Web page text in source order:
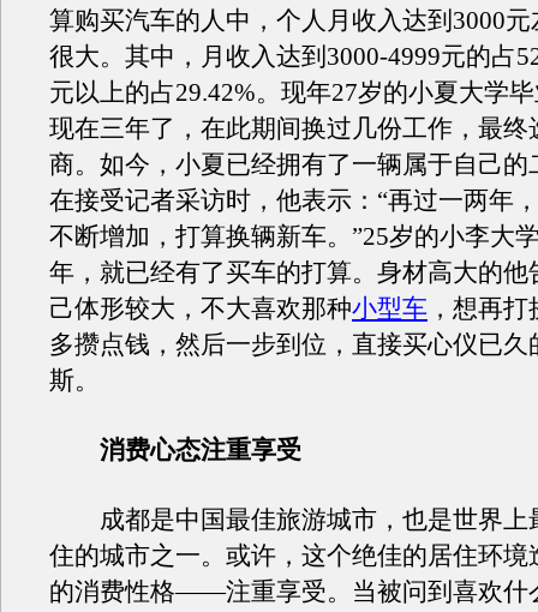
算购买汽车的人中，个人月收入达到3000
很大。其中，月收入达到3000-4999元的占
元以上的占29.42%。现年27岁的小夏大学
现在三年了，在此期间换过几份工作，最终
商。如今，小夏已经拥有了一辆属于自己的
在接受记者采访时，他表示：“再过一两年
不断增加，打算换辆新车。”25岁的小李大
年，就已经有了买车的打算。身材高大的他
己体形较大，不大喜欢那种小型车 ，想再
多攒点钱，然后一步到位，直接买心仪已久
斯。
消费心态注重享受
成都是中国最佳旅游城市，也是世界上
住的城市之一。或许，这个绝佳的居住环境
的消费性格——注重享受。当被问到喜欢什